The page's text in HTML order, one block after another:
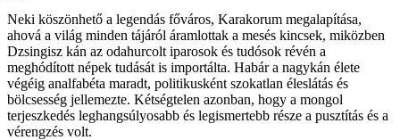
Neki köszönhető a legendás főváros, Karakorum megalapítása,
ahová a világ minden tájáról áramlottak a mesés kincsek, miközben
Dzsingisz kán az odahurcolt iparosok és tudósok révén a
meghódított népek tudását is importálta. Habár a nagykán élete
végéig analfabéta maradt, politikusként szokatlan éleslátás és
bölcsesség jellemezte. Kétségtelen azonban, hogy a mongol
terjeszkedés leghangsúlyosabb és legismertebb része a pusztítás és a
vérengzés volt.